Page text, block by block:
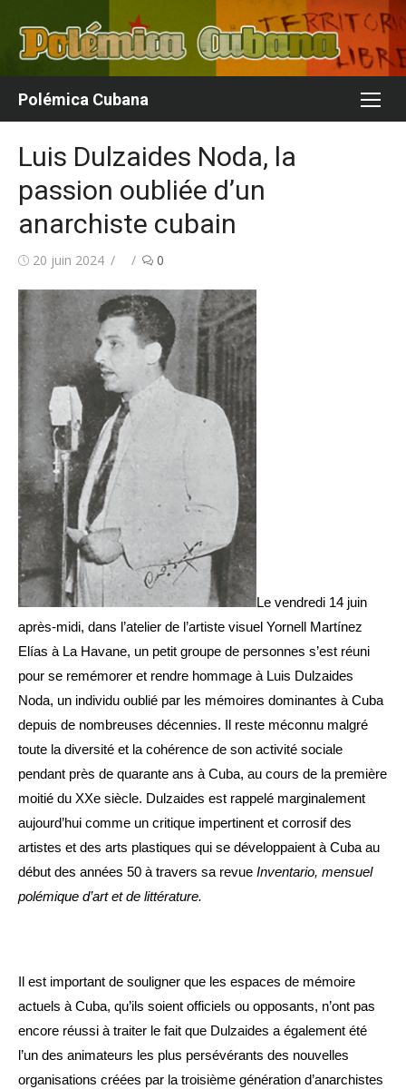
contenu
Polémica Cubana
Luis Dulzaides Noda, la
passion oubliée d’un
anarchiste cubain
Publié20 juin 2024 Auteur/autrice
0
Le vendredi 14 juin
après-midi, dans l’atelier de l’artiste visuel Yornell Martínez
Elías à La Havane, un petit groupe de personnes s’est réuni
pour se remémorer et rendre hommage à Luis Dulzaides
Noda, un individu oublié par les mémoires dominantes à Cuba
depuis de nombreuses décennies. Il reste méconnu malgré
toute la diversité et la cohérence de son activité sociale
pendant près de quarante ans à Cuba, au cours de la première
moitié du XXe siècle. Dulzaides est rappelé marginalement
aujourd’hui comme un critique impertinent et corrosif des
artistes et des arts plastiques qui se développaient à Cuba au
début des années 50 à travers sa revue Inventario, mensuel
polémique d’art et de littérature.
Il est important de souligner que les espaces de mémoire
actuels à Cuba, qu’ils soient officiels ou opposants, n’ont pas
encore réussi à traiter le fait que Dulzaides a également été
l’un des animateurs les plus persévérants des nouvelles
organisations créées par la troisième génération d’anarchistes